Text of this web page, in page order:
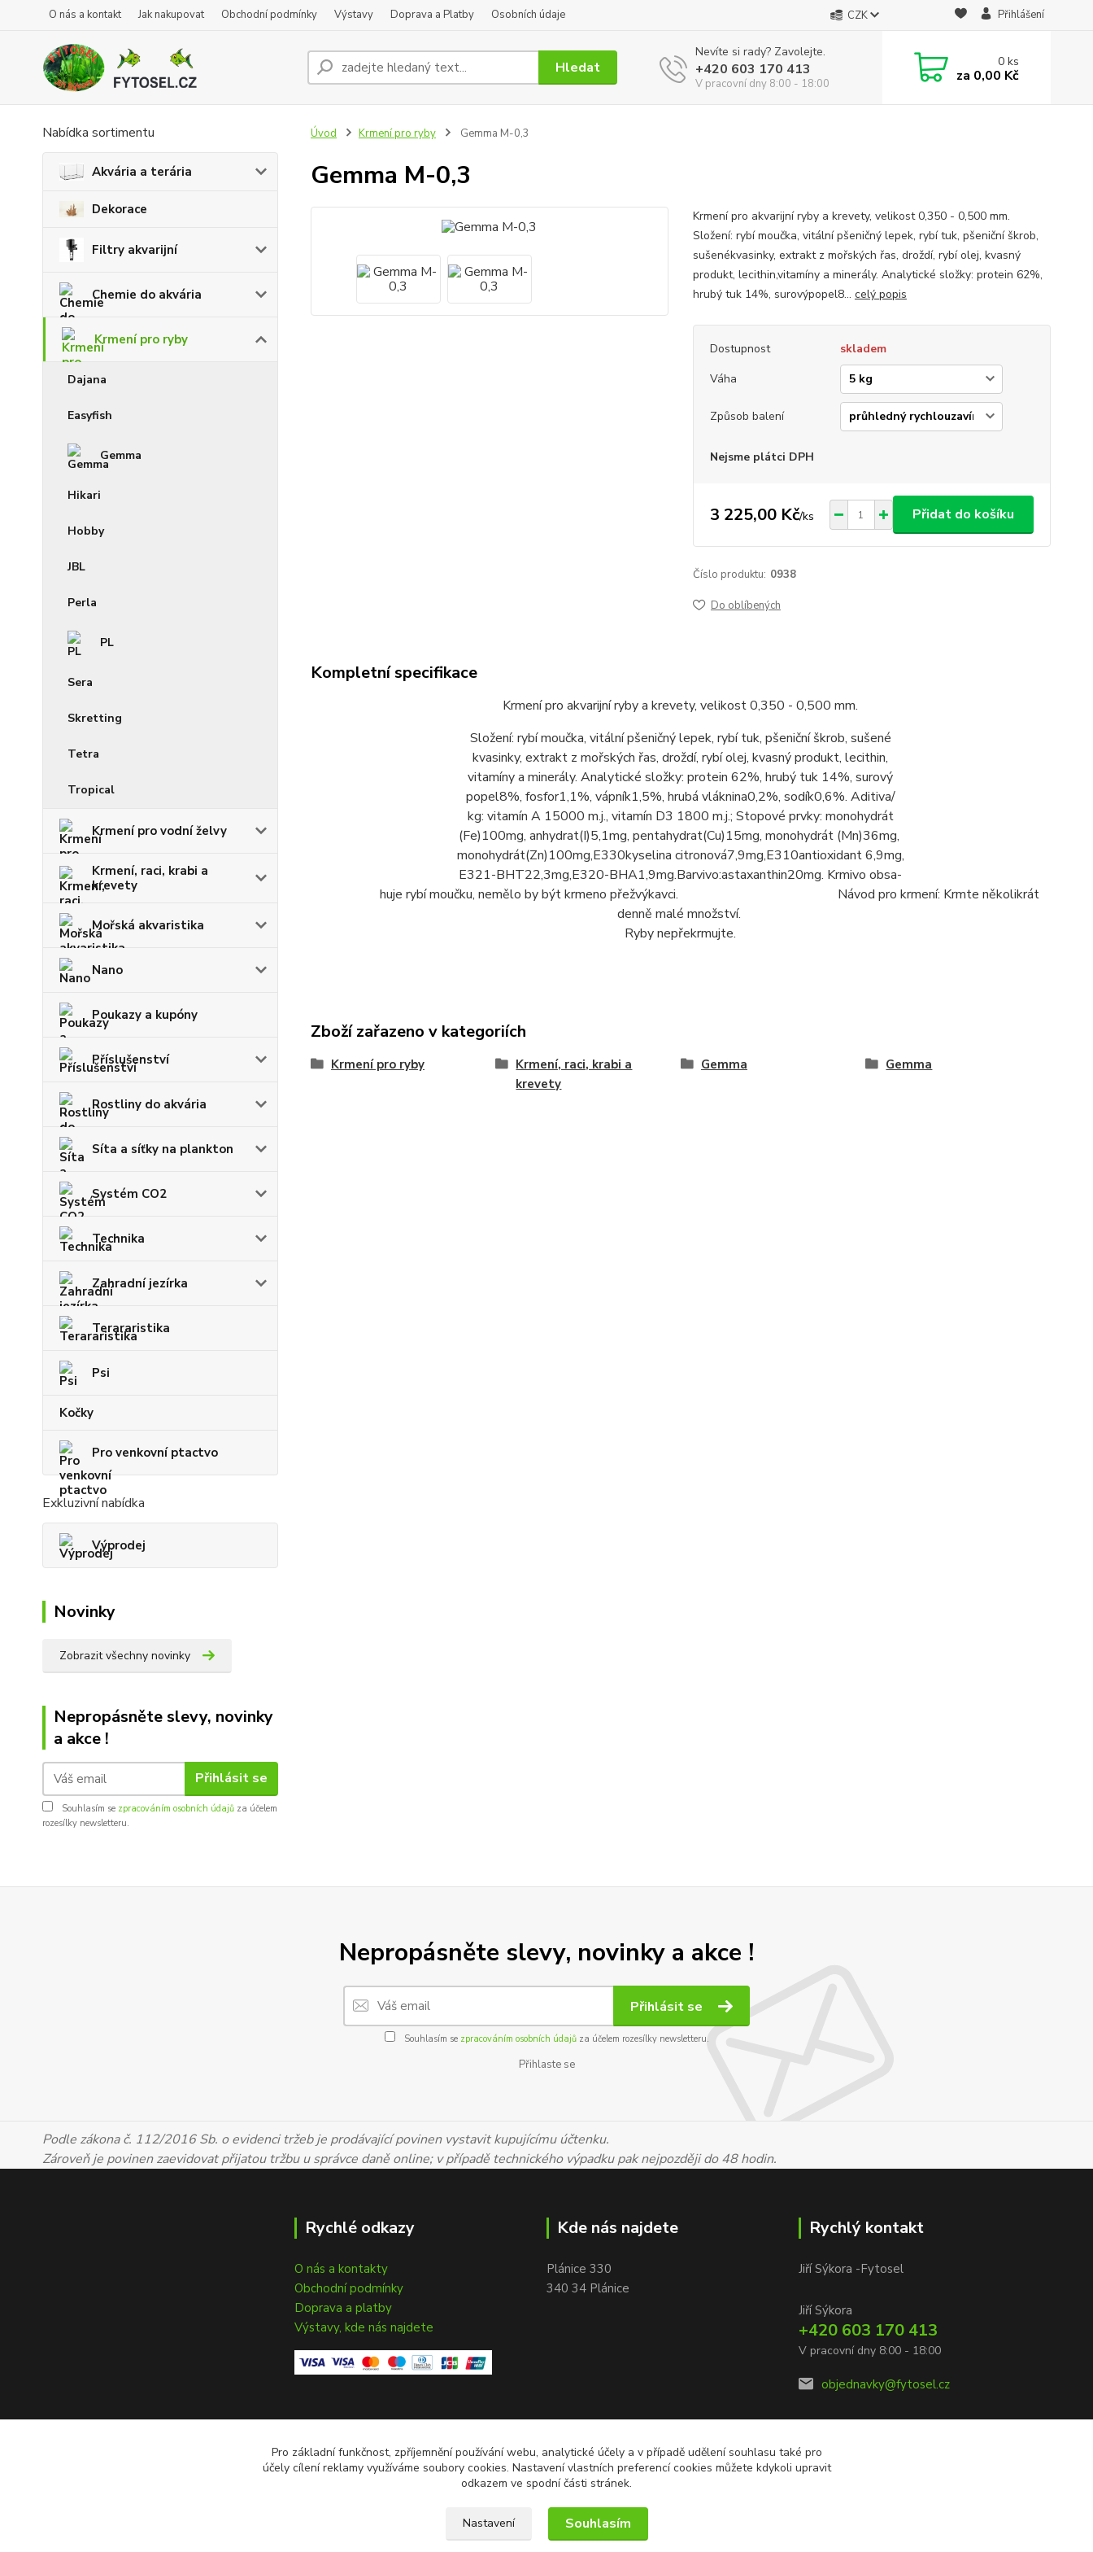
O nás a kontakt Jak nakupovat Obchodní podmínky Výstavy Doprava a Platby Osobních údaje CZK Přihlášení
Hledat
Nevíte si rady? Zavolejte.
+420 603 170 413
V pracovní dny 8:00 - 18:00
0ks
za 0,00 Kč
Nabídka sortimentu
Akvária a terária
Dekorace
Filtry akvarijní
Chemie do akvária
Krmení pro ryby
Dajana
Easyfish
Gemma
Hikari
Hobby
JBL
Perla
PL
Sera
Skretting
Tetra
Tropical
Krmení pro vodní želvy
Krmení, raci, krabi a
krevety
Mořská akvaristika
Nano
Poukazy a kupóny
Příslušenství
Rostliny do akvária
Síta a síťky na plankton
Systém CO2
Technika
Zahradní jezírka
Terararistika
Psi
Kočky
Pro venkovní ptactvo
Exkluzivní nabídka
Výprodej
Novinky
Zobrazit všechny novinky
Nepropásněte slevy, novinky
a akce !
Přihlásit se
Souhlasím se zpracováním osobních údajů za účelem
rozesílky newsletteru.
Úvod Krmení pro ryby Gemma M-0,3
Gemma M-0,3
Krmení pro akvarijní ryby a krevety, velikost 0,350 - 0,500 mm.
Složení: rybí moučka, vitální pšeničný lepek, rybí tuk, pšeniční škrob,
sušenékvasinky, extrakt z mořských řas, droždí, rybí olej, kvasný
produkt, lecithin,vitamíny a minerály. Analytické složky: protein 62%,
hrubý tuk 14%, surovýpopel8... celý popis
Dostupnost
skladem
Váha
Způsob balení
Nejsme plátci DPH
3 225,00 Kč/ks Přidat do košíku
Číslo produktu: 0938
Do oblíbených
Kompletní specifikace
Krmení pro akvarijní ryby a krevety, velikost 0,350 - 0,500 mm.
Složení: rybí moučka, vitální pšeničný lepek, rybí tuk, pšeniční škrob, sušené
kvasinky, extrakt z mořských řas, droždí, rybí olej, kvasný produkt, lecithin,
vitamíny a minerály. Analytické složky: protein 62%, hrubý tuk 14%, surový
popel8%, fosfor1,1%, vápník1,5%, hrubá vláknina0,2%, sodík0,6%. Aditiva/
kg: vitamín A 15000 m.j., vitamín D3 1800 m.j.; Stopové prvky: monohydrát
(Fe)100mg, anhydrat(I)5,1mg, pentahydrat(Cu)15mg, monohydrát (Mn)36mg,
monohydrát(Zn)100mg,E330kyselina citronová7,9mg,E310antioxidant 6,9mg,
E321-BHT22,3mg,E320-BHA1,9mg.Barvivo:astaxanthin20mg. Krmivo obsa-
huje rybí moučku, nemělo by být krmeno přežvýkavci. Návod pro krmení: Krmte několikrát
denně malé množství.
Ryby nepřekrmujte.
Zboží zařazeno v kategoriích
Krmení pro ryby
Krmení, raci, krabi a
krevety
Gemma Gemma
Nepropásněte slevy, novinky a akce !
Přihlásit se
Souhlasím se zpracováním osobních údajůza účelem rozesílky newsletteru.
Přihlaste se
Podle zákona č. 112/2016 Sb. o evidenci tržeb je prodávající povinen vystavit kupujícímu účtenku.
Zároveň je povinen zaevidovat přijatou tržbu u správce daně online; v případě technického výpadku pak nejpozději do 48 hodin.
Rychlé odkazy
O nás a kontakty
Obchodní podmínky
Doprava a platby
Výstavy, kde nás najdete
Kde nás najdete
Plánice 330
340 34 Plánice
Rychlý kontakt
Jiří Sýkora -Fytosel
Jiří Sýkora
+420 603 170 413
V pracovní dny 8:00 - 18:00
objednavky@fytosel.cz
Pro základní funkčnost, zpříjemnění používání webu, analytické účely a v případě udělení souhlasu také pro
účely cílení reklamy využíváme soubory cookies. Nastavení vlastních preferencí cookies můžete kdykoli upravit
odkazem ve spodní části stránek.
Nastavení Souhlasím